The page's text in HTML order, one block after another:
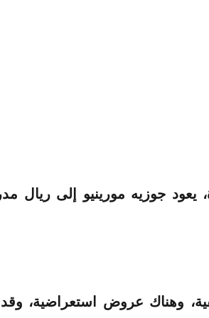
وهناك عروض استعراضية، وقد